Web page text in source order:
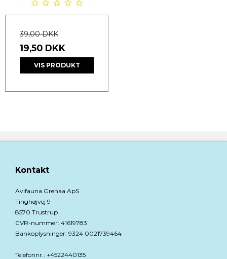
39,00 DKK
19,50 DKK
VIS PRODUKT
Kontakt
Avifauna Grenaa ApS
Tinghøjvej 9
8570 Trustrup
CVR-nummer: 41619783
Bankoplysninger: 9324 0021739464
Telefonnr. : +4522440135